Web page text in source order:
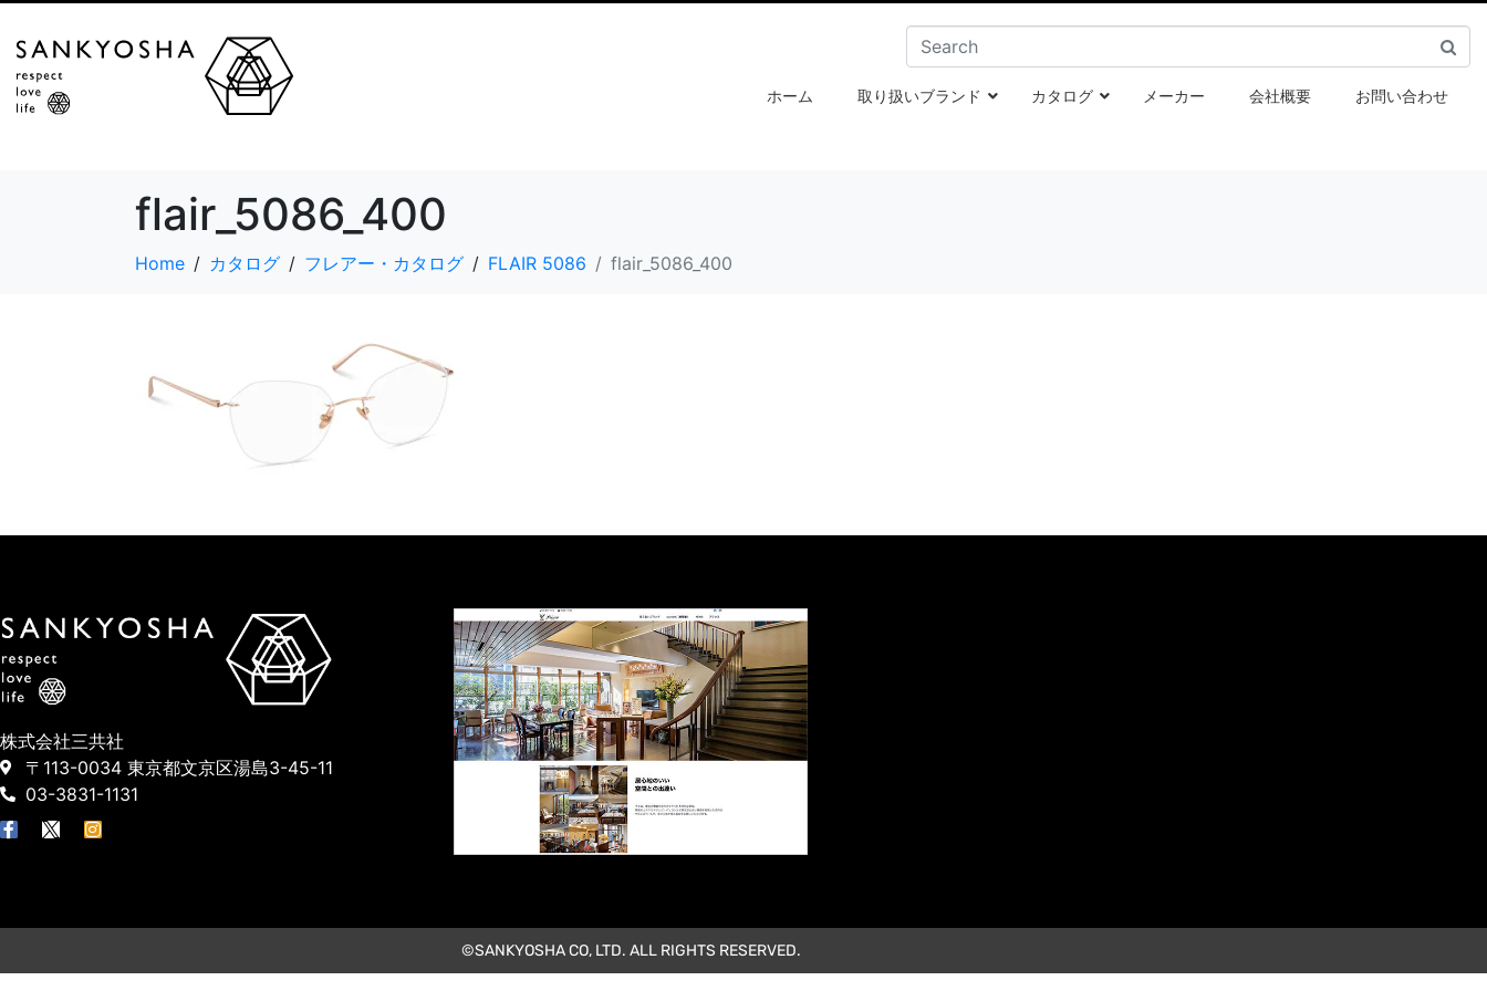
ホーム 取り扱いブランド カタログ メーカー 会社概要 お問い合わせ
flair_5086_400
Home カタログ フレアー・カタログ FLAIR 5086 flair_5086_400
株式会社三共社
〒113-0034 東京都文京区湯島3-45-11
03-3831-1131
©SANKYOSHA CO, LTD. ALL RIGHTS RESERVED.